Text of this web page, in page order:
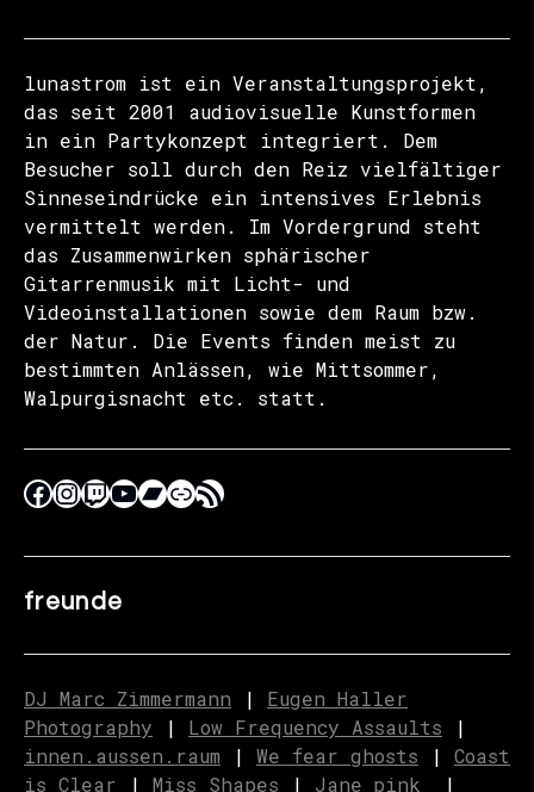
lunastrom ist ein Veranstaltungsprojekt,
das seit 2001 audiovisuelle Kunstformen
in ein Partykonzept integriert. Dem
Besucher soll durch den Reiz vielfältiger
Sinneseindrücke ein intensives Erlebnis
vermittelt werden. Im Vordergrund steht
das Zusammenwirken sphärischer
Gitarrenmusik mit Licht- und
Videoinstallationen sowie dem Raum bzw.
der Natur. Die Events finden meist zu
bestimmten Anlässen, wie Mittsommer,
Walpurgisnacht etc. statt.
freunde
DJ Marc Zimmermann | Eugen Haller
Photography | Low Frequency Assaults |
innen.aussen.raum | We fear ghosts | Coast
is Clear | Miss Shapes | Jane_pink_ |